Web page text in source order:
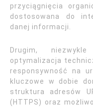
przyciągnięcia
dostosowana do
danej informacji.
Drugim,
optymalizacja
responsywność na
kluczowe w dobie
struktura adresów
(HTTPS) oraz